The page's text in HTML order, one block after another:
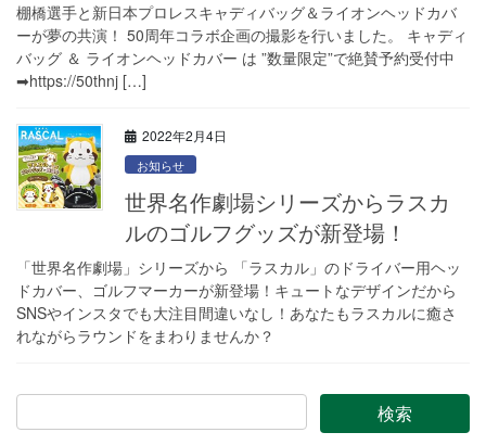
棚橋選手と新日本プロレスキャディバッグ＆ライオンヘッドカバ
ーが夢の共演！ 50周年コラボ企画の撮影を行いました。 キャディ
バッグ ＆ ライオンヘッドカバー は ”数量限定”で絶賛予約受付中
➡https://50thnj […]
2022年2月4日
お知らせ
世界名作劇場シリーズからラスカ
ルのゴルフグッズが新登場！
「世界名作劇場」シリーズから 「ラスカル」のドライバー用ヘッ
ドカバー、ゴルフマーカーが新登場！キュートなデザインだから
SNSやインスタでも大注目間違いなし！あなたもラスカルに癒さ
れながらラウンドをまわりませんか？